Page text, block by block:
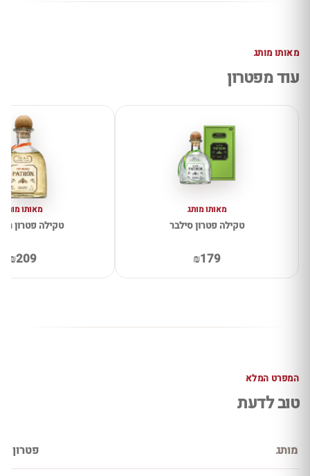
מאותו מותג
עוד מפטרון
מאותו מותג
טקילה פטרון סילבר
₪179
מאותו מותג
טקילה פטרון
₪209
המפרט המלא
טוב לדעת
מותג פטרון